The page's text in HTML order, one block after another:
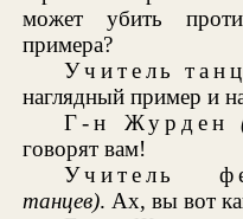
может убить
примера?
Учитель
наглядный пример и
Г-н Журден
говорят вам!
Учитель
танцев). Ах, вы вот